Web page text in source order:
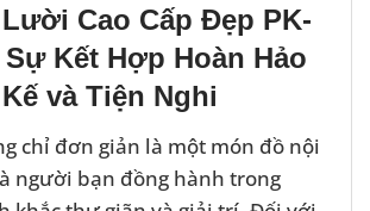
Cao Cấp Đẹp PK-
Sự Kết Hợp Hoàn Hảo
và Tiện Nghi
chỉ đơn giản là một món đồ nội
người bạn đồng hành trong